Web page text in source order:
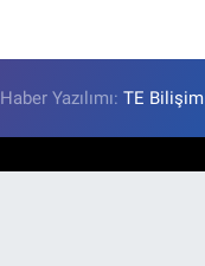
Haber Yazılımı:TE Bilişim